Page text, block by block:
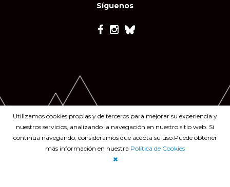
Utilizamos cookies propias y de terceros para mejorar su experiencia y
nuestros servicios, analizando la navegación en nuestro sitio web. Si
continua navegando, consideramos que acepta su uso.Puede obtener
más información en nuestra Política de Cookies
Síguenos